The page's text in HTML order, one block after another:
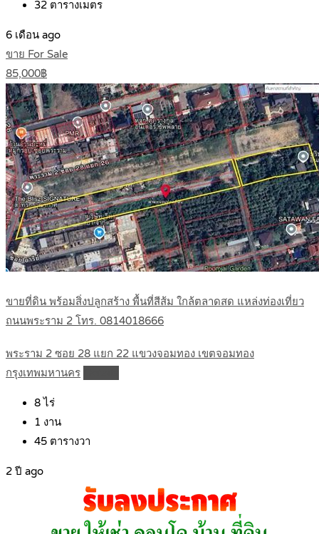
32 ตารางเมตร
6 เดือน ago
ขาย For Sale
85,000฿
ขายที่ดิน พร้อมสิ่งปลูกสร้าง พื้นที่สีส้ม ใกล้ตลาดสด แหล่งท่องเที่ยว
ถนนพระราม 2 โทร. 0814018666
พระราม 2 ซอย 28 แยก 22 แขวงจอมทอง เขตจอมทอง
กรุงเทพมหานคร
8 ไร่
1 งาน
45 ตารางวา
2 ปี ago